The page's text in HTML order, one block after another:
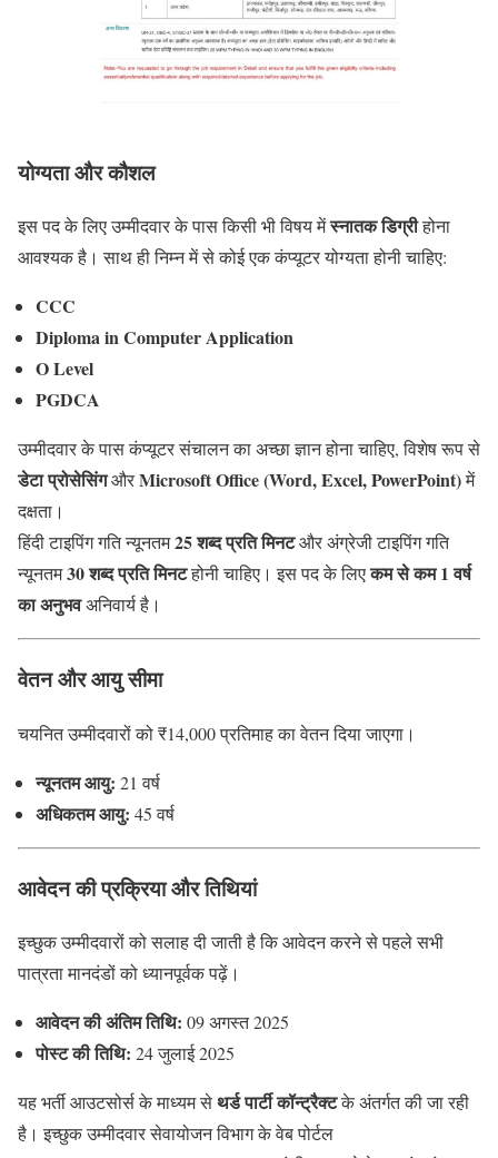
योग्यता और कौशल
इस पद के लिए उम्मीदवार के पास किसी भी विषय मेंस्नातक डिग्रीहोना
आवश्यक है। साथ ही निम्न में से कोई एक कंप्यूटर योग्यता होनी चाहिए:
CCC
Diploma in Computer Application
O Level
PGDCA
उम्मीदवार के पास कंप्यूटर संचालन का अच्छा ज्ञान होना चाहिए, विशेष रूप से
डेटा प्रोसेसिंगऔरMicrosoft Office (Word, Excel, PowerPoint)में
दक्षता।
हिंदी टाइपिंग गति न्यूनतम25 शब्द प्रति मिनटऔर अंग्रेजी टाइपिंग गति
न्यूनतम30 शब्द प्रति मिनटहोनी चाहिए। इस पद के लिएकम से कम 1 वर्ष
का अनुभवअनिवार्य है।
वेतन और आयु सीमा
चयनित उम्मीदवारों को ₹14,000 प्रतिमाह का वेतन दिया जाएगा।
न्यूनतम आयु: 21 वर्ष
अधिकतम आयु: 45 वर्ष
आवेदन की प्रक्रिया और तिथियां
इच्छुक उम्मीदवारों को सलाह दी जाती है कि आवेदन करने से पहले सभी
पात्रता मानदंडों को ध्यानपूर्वक पढ़ें।
आवेदन की अंतिम तिथि: 09 अगस्त 2025
पोस्ट की तिथि: 24 जुलाई 2025
यह भर्ती आउटसोर्स के माध्यम सेथर्ड पार्टी कॉन्ट्रैक्टके अंतर्गत की जा रही
है। इच्छुक उम्मीदवार सेवायोजन विभाग के वेब पोर्टल